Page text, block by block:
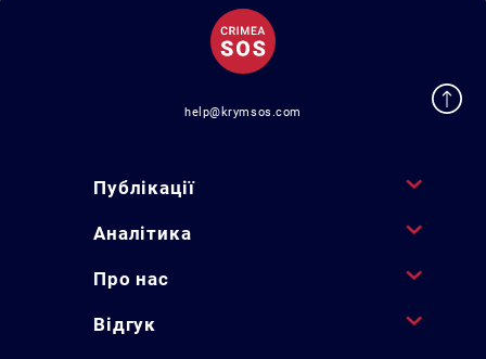
help@krymsos.com
Публікації
Аналітика
Про нас
Відгук